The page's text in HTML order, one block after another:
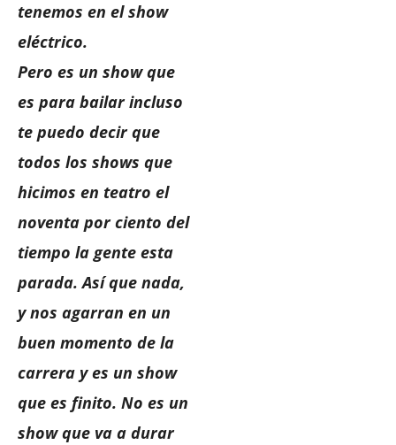
tenemos en el show
eléctrico.
Pero es un show que
es para bailar incluso
te puedo decir que
todos los shows que
hicimos en teatro el
noventa por ciento del
tiempo la gente esta
parada. Así que nada,
y nos agarran en un
buen momento de la
carrera y es un show
que es finito. No es un
show que va a durar